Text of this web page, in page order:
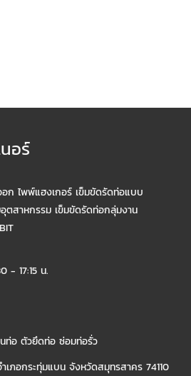
อร์
ก ไพพ์แฮงเกอร์ เข็มขัดรัดท่อแบบ
ตสาหกรรม เข็มขัดรัดท่อกลุ่มงาน
- 17:15 น.
ท่อ ตัวยึดท่อ ซ่อมท่อรั่ว
ภอกระทุ่มแบน จังหวัดสมุทรสาคร 74110